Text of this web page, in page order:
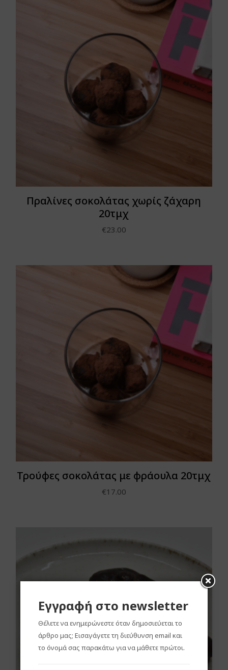
Πραλίνες σοκολάτας χωρίς ζάχαρη
20τμχ
€23.00
Τρούφες σοκολάτας με φράουλα 20τμχ
€17.00
Εγγραφή στο newsletter
Θέλετε να ενημερώνεστε όταν δημοσιεύεται το
άρθρο μας; Εισαγάγετε τη διεύθυνση email και
το όνομά σας παρακάτω για να μάθετε πρώτοι.